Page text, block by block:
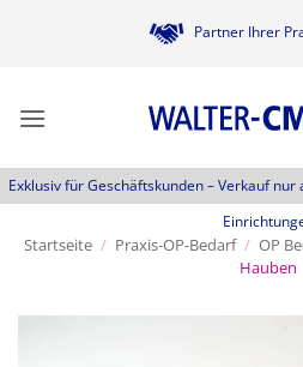
Partner Ihrer
Exklusiv für Geschäftskunden –Verkauf nur
Startseite / Praxis-OP-Bedarf / OP
Hauben